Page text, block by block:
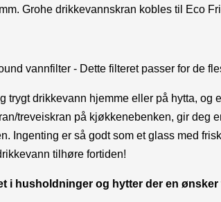
Grohe drikkevannskran kobles til Eco
vannfilter - Dette filteret passer for de
trygt drikkevann hjemme eller på hytta,
treveiskran på kjøkkenebenken, gir deg
Ingenting er så godt som et glass med
tilhøre fortiden!
i husholdninger og hytter der en